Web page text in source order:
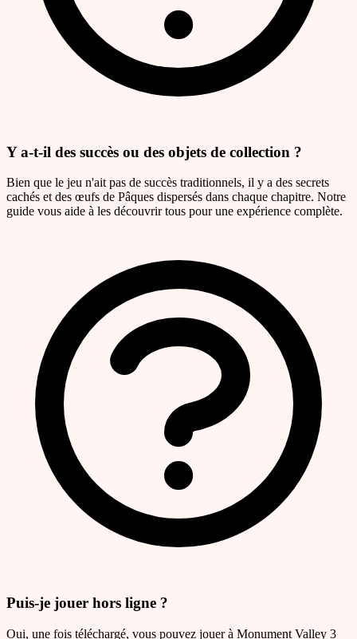
Y a-t-il des succès ou des objets de collection ?
Bien que le jeu n'ait pas de succès traditionnels, il y a des secrets
cachés et des œufs de Pâques dispersés dans chaque chapitre. Notre
guide vous aide à les découvrir tous pour une expérience complète.
Puis-je jouer hors ligne ?
Oui, une fois téléchargé, vous pouvez jouer à Monument Valley 3